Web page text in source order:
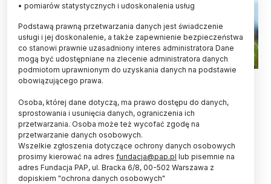
Fot. Adobe Stock
Ze stanami zapalnymi gruczołów mlecznych w
stadach krów można walczyć bez użycia
antybiotyków. Naukowcy opracowali terapię z
użyciem komórek macierzystych z tkanki
tłuszczowej.
• pomiarów statystycznych i udoskonalenia usług
Podstawą prawną przetwarzania danych jest świadczenie
usługi i jej doskonalenie, a także zapewnienie bezpieczeństwa
co stanowi prawnie uzasadniony interes administratora Dane
mogą być udostępniane na zlecenie administratora danych
podmiotom uprawnionym do uzyskania danych na podstawie
obowiązującego prawa.
Osoba, której dane dotyczą, ma prawo dostępu do danych,
sprostowania i usunięcia danych, ograniczenia ich
przetwarzania. Osoba może też wycofać zgodę na
przetwarzanie danych osobowych.
Wszelkie zgłoszenia dotyczące ochrony danych osobowych
prosimy kierować na adres fundacja@pap.pl lub pisemnie na
adres Fundacja PAP, ul. Bracka 6/8, 00-502 Warszawa z
dopiskiem "ochrona danych osobowych"